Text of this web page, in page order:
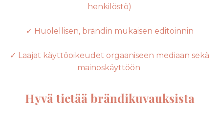
henkilöstö)
✓ Huolellisen, brändin mukaisen editoinnin
✓ Laajat käyttöoikeudet orgaaniseen mediaan sekä
mainoskäyttöön
Hyvä tietää brändikuvauksista